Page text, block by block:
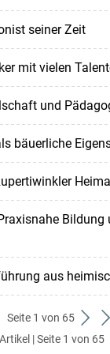
seiner Zeit
mit vielen
und
bäuerliche
Bildung
aus
zum
Seite 1 von 65
zum
| Seite 1 von 65